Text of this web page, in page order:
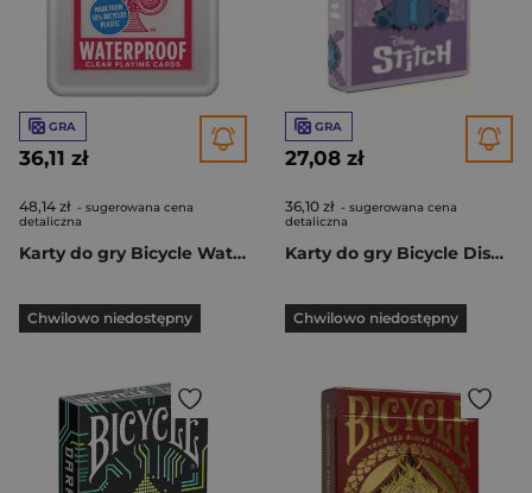
GRA
36,11 zł
48,14 zł - sugerowana cena
detaliczna
Karty do gry Bicycle Waterproof
Chwilowo niedostępny
GRA
27,08 zł
36,10 zł - sugerowana cena
detaliczna
Karty do gry Bicycle Disney Stitch Purple
Chwilowo niedostępny